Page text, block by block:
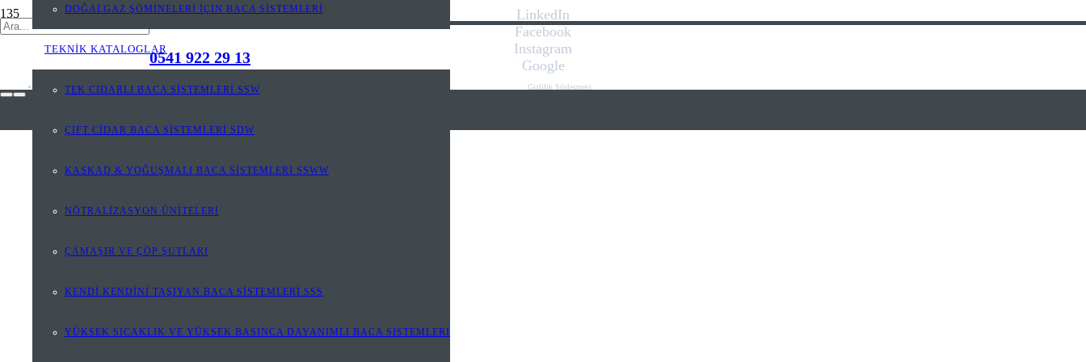
0541 922 29 13
DOĞALGAZ ŞÖMİNELERİ İÇİN BACA SİSTEMLERİ
TEKNİK KATALOGLAR
TEK CİDARLI BACA SİSTEMLERİ SSW
ÇİFT CİDAR BACA SİSTEMLERİ SDW
KASKAD & YOĞUŞMALI BACA SİSTEMLERİ SSWW
NÖTRALİZASYON ÜNİTELERİ
ÇAMAŞIR VE ÇÖP ŞUTLARI
KENDİ KENDİNİ TAŞIYAN BACA SİSTEMLERİ SSS
YÜKSEK SICAKLIK VE YÜKSEK BASINCA DAYANIMLI BACA SİSTEMLERİ
LinkedIn
Facebook
Instagram
Google
Gizlilik Sözleşmesi